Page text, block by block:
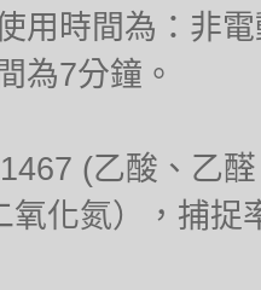
用時間為：非
為7分鐘。
(乙酸、乙
氧化氮），捕捉